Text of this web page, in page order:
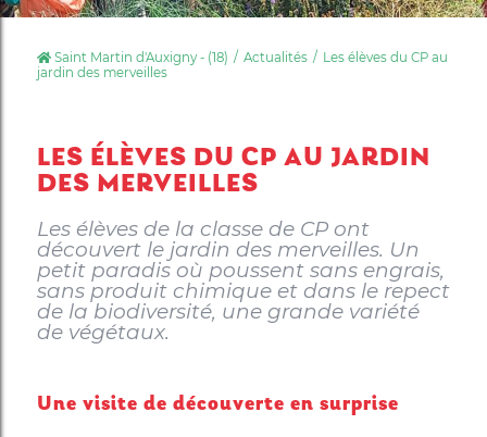
Saint Martin d'Auxigny - (18) Actualités
Les élèves du CP au
jardin des merveilles
LES ÉLÈVES DU CP AU JARDIN
DES MERVEILLES
Les élèves de la classe de CP ont
découvert le jardin des merveilles. Un
petit paradis où poussent sans engrais,
sans produit chimique et dans le repect
de la biodiversité, une grande variété
de végétaux.
Une visite de découverte en surprise